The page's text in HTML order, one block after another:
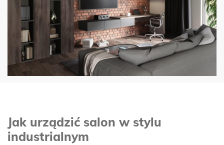
Jak urządzić salon w stylu
industrialnym